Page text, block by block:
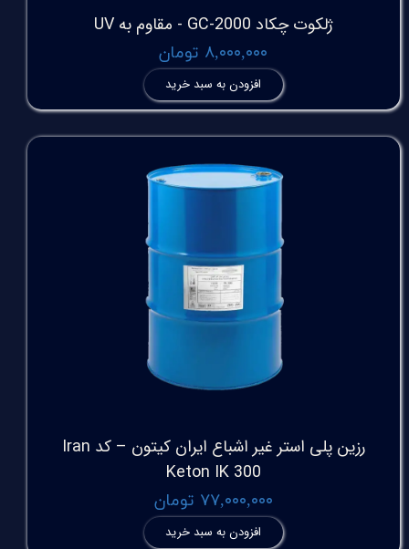
ژلکوت چکاد GC-2000 - مقاوم به UV
۸,۰۰۰,۰۰۰ تومان
افزودن به سبد خرید
رزین پلی استر غیر اشباع ایران کیتون – کد Iran
Keton IK 300
۷۷,۰۰۰,۰۰۰ تومان
افزودن به سبد خرید